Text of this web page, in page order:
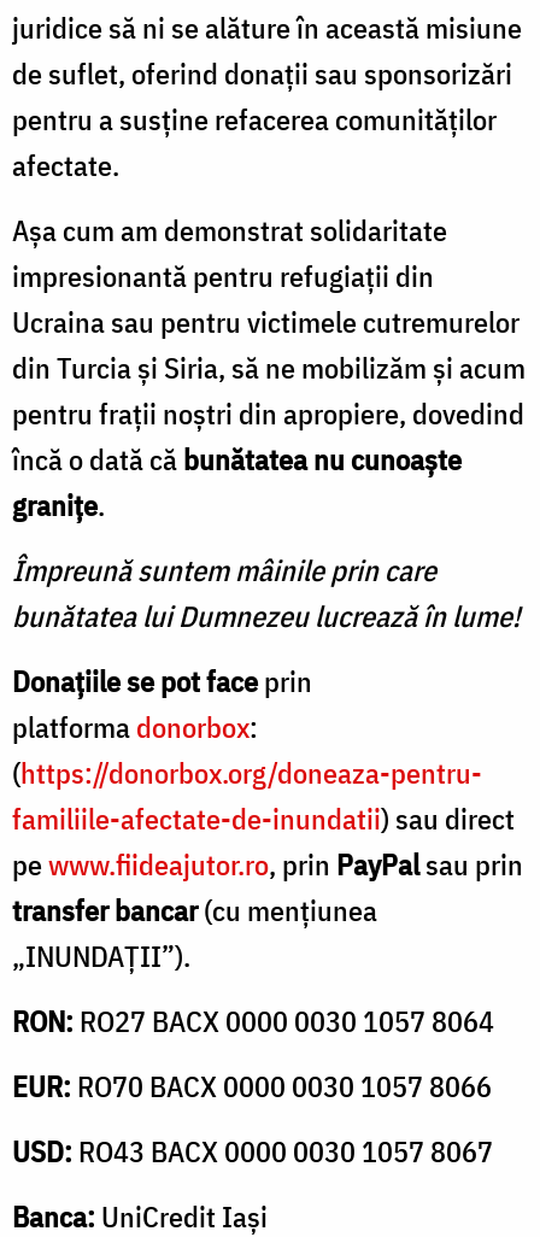
juridice să ni se alăture în această misiune
de suflet, oferind donații sau sponsorizări
pentru a susține refacerea comunităților
afectate.
Așa cum am demonstrat solidaritate
impresionantă pentru refugiații din
Ucraina sau pentru victimele cutremurelor
din Turcia și Siria, să ne mobilizăm și acum
pentru frații noștri din apropiere, dovedind
încă o dată căbunătatea nu cunoaște
granițe.
Împreună suntem mâinile prin care
bunătatea lui Dumnezeu lucrează în lume!
Donațiile se pot faceprin
platformadonorbox:
(https://donorbox.org/doneaza-pentru-
familiile-afectate-de-inundatii) sau direct
pewww.fiideajutor.ro, prin PayPalsau prin
transfer bancar(cu mențiunea
„INUNDAȚII”).
RON: RO27 BACX 0000 0030 1057 8064
EUR: RO70 BACX 0000 0030 1057 8066
USD: RO43 BACX 0000 0030 1057 8067
Banca: UniCredit Iași